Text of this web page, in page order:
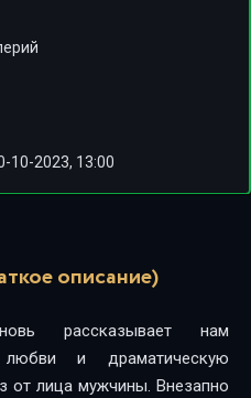
10-2023, 13:00
описание)
рассказывает нам
любви и драматическую
от лица мужчины. Внезапно